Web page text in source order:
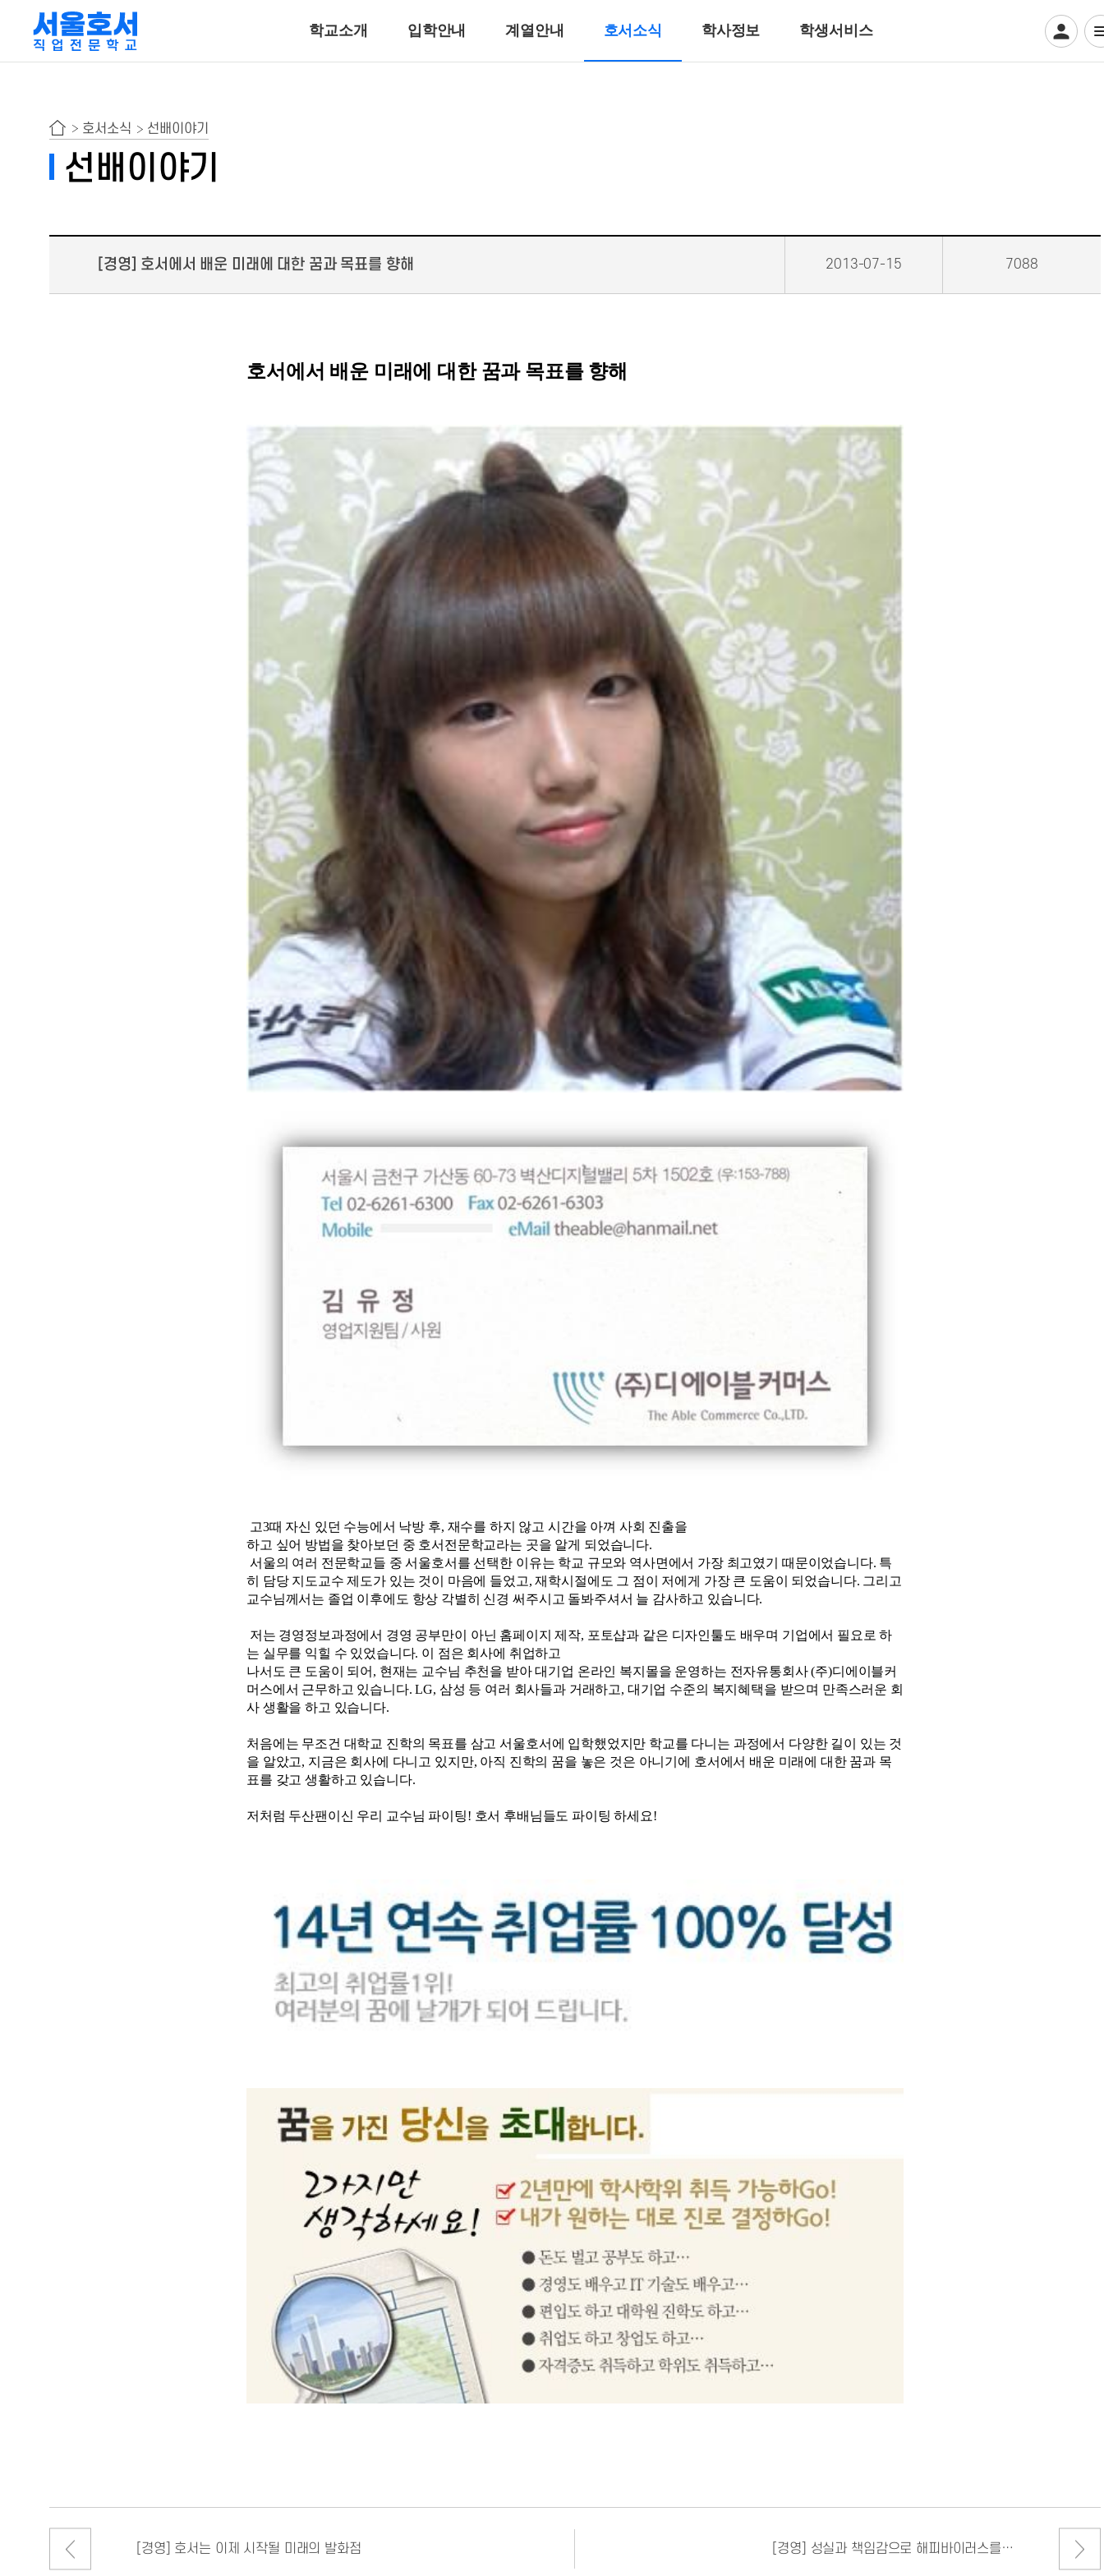
학교소개 입학안내 계열안내
호텔조리계열
호텔조리
호텔제과제빵계열 호텔식음료서비스계열 뷰티아트계열
헤어디자인
호서소식 학사정보 학생서비스
호서소식 선배이야기
선배이야기
[경영] 호서에서 배운 미래에 대한 꿈과 목표를 향해 2013-07-15 7088
호서에서 배운 미래에 대한 꿈과 목표를 향해
고3때 자신 있던 수능에서 낙방 후, 재수를 하지 않고 시간을 아껴 사회 진출을
하고 싶어 방법을 찾아보던 중 호서전문학교라는 곳을 알게 되었습니다.
서울의 여러 전문학교들 중 서울호서를 선택한 이유는 학교 규모와 역사면에서 가장 최고였기 때문이었습니다. 특
히 담당 지도교수 제도가 있는 것이 마음에 들었고,재학시절에도 그 점이 저에게 가장 큰 도움이 되었습니다. 그리고
교수님께서는 졸업 이후에도 항상 각별히 신경 써주시고 돌봐주셔서 늘 감사하고 있습니다.
저는 경영정보과정에서 경영 공부만이 아닌 홈페이지 제작, 포토샵과 같은 디자인툴도 배우며 기업에서 필요로 하
는 실무를 익힐 수 있었습니다. 이 점은 회사에 취업하고
나서도 큰 도움이 되어 , 현재는 교수님 추천을 받아 대기업 온라인 복지몰을 운영하는 전자유통회사(주)디에이블커
머스에서 근무하고 있습니다. LG, 삼성 등 여러 회사들과 거래하고, 대기업 수준의 복지혜택을 받으며 만족스러운 회
사 생활을 하고 있습니다.
처음에는 무조건 대학교 진학의 목표를 삼고 서울호서에 입학했었지만 학교를 다니는 과정에서 다양한 길이 있는 것
을 알았고, 지금은 회사에 다니고 있지만, 아직 진학의 꿈을 놓은 것은 아니기에 호서에서 배운 미래에 대한 꿈과 목
표를 갖고 생활하고 있습니다.
저처럼 두산팬이신 우리 교수님 파이팅! 호서 후배님들도 파이팅 하세요!
[경영] 호서는 이제 시작될 미래의 발화점 [경영] 성실과 책임감으로 해피바이러스를…